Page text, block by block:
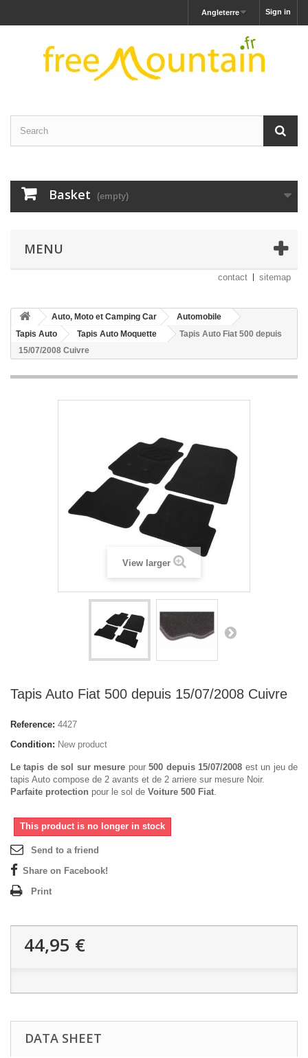
Sign in
Angleterre
Basket (empty)
MENU
contact sitemap
Auto, Moto et Camping Car
Automobile
Tapis Auto
Tapis Auto Moquette
Tapis Auto Fiat 500 depuis
15/07/2008 Cuivre
View larger
Tapis Auto Fiat 500 depuis 15/07/2008 Cuivre
Reference: 4427
Condition: New product
Le tapis de sol sur mesure pour500 depuis 15/07/2008 est un jeu de
tapis Auto compose de 2 avants et de 2 arriere sur mesure Noir.
Parfaite protection pour le sol de Voiture 500 Fiat.
This product is no longer in stock
Send to a friend
Share on Facebook!
Print
44,95 €
DATA SHEET